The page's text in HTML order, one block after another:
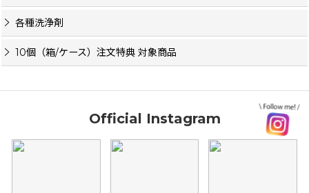
各種洗浄剤
10個（箱/ケース）注文特典 対象商品
Official Instagram